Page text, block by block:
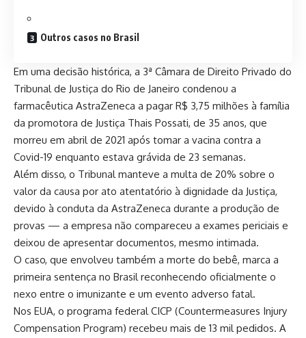
Outros casos no Brasil
Em uma decisão histórica, a 3ª Câmara de Direito Privado do
Tribunal de Justiça do Rio de Janeiro condenou a
farmacêutica AstraZeneca a pagar R$ 3,75 milhões à família
da promotora de Justiça Thais Possati, de 35 anos, que
morreu em abril de 2021 após tomar a vacina contra a
Covid-19 enquanto estava grávida de 23 semanas.
Além disso, o Tribunal manteve a multa de 20% sobre o
valor da causa por ato atentatório à dignidade da Justiça,
devido à conduta da AstraZeneca durante a produção de
provas — a empresa não compareceu a exames periciais e
deixou de apresentar documentos, mesmo intimada.
O caso, que envolveu também a morte do bebê, marca a
primeira sentença no Brasil reconhecendo oficialmente o
nexo entre o imunizante e um evento adverso fatal.
Nos EUA, o programa federal CICP (Countermeasures Injury
Compensation Program) recebeu mais de 13 mil pedidos. A